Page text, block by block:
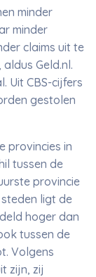
minder
minder
claims uit te
Geld.nl.
Uit CBS-cijfers
gestolen
provincies in
tussen de
provincie
ligt de
hoger dan
tussen de
Volgens
zijn, zij